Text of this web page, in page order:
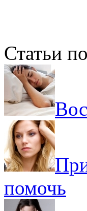
Статьи
помочь